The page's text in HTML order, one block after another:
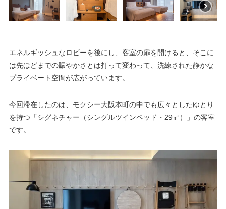
エネルギッシュなロビーを後にし、客室の扉を開けると、そこに
は先ほどまでの賑やかさとは打って変わって、洗練された静かな
プライベート空間が広がっています。
今回滞在したのは、モクシー大阪本町の中でも広々としたゆとり
を持つ「シグネチャー（シングルツインベッド・29㎡）」の客室
です。